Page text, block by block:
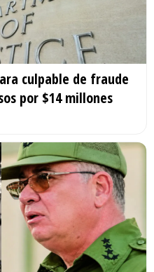
culpable de fraude
por $14 millones